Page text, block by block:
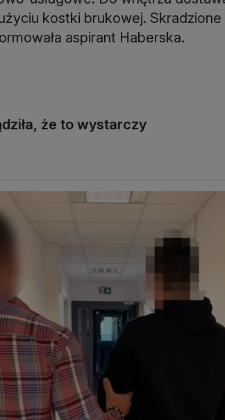
kostki brukowej. Skradzione
aspirant Haberska.
że to wystarczy